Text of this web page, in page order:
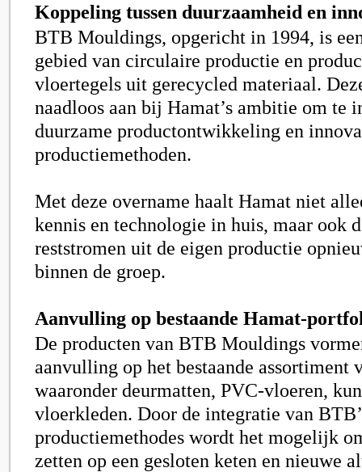
Koppeling tussen duurzaamheid en
BTB Mouldings, opgericht in 1994, is
gebied van circulaire productie en
vloertegels uit gerecycled materiaal.
naadloos aan bij Hamat’s ambitie om te
duurzame productontwikkeling en
productiemethoden.
Met deze overname haalt Hamat niet
kennis en technologie in huis, maar ook
reststromen uit de eigen productie
binnen de groep.
Aanvulling op bestaande Hamat-
De producten van BTB Mouldings
aanvulling op het bestaande assortiment
waaronder deurmatten, PVC-vloeren,
vloerkleden. Door de integratie van
productiemethodes wordt het mogelijk
zetten op een gesloten keten en nieuwe